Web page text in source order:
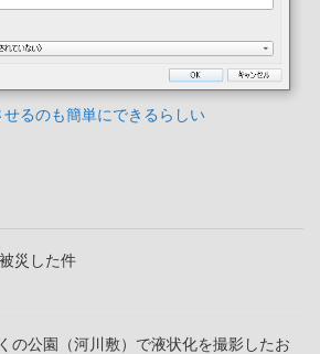
るのも簡単にできるらしい
災した件
の公園（河川敷）で液状化を撮影したお